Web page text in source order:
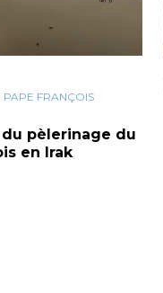
PAPE FRANÇOIS
pèlerinage du
en Irak